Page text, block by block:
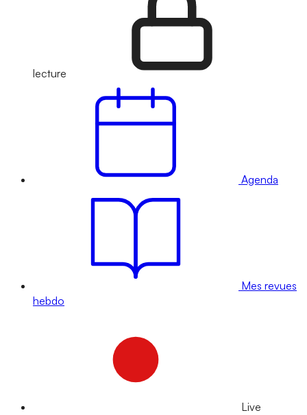
lecture
Agenda
Mes revues
hebdo
Live